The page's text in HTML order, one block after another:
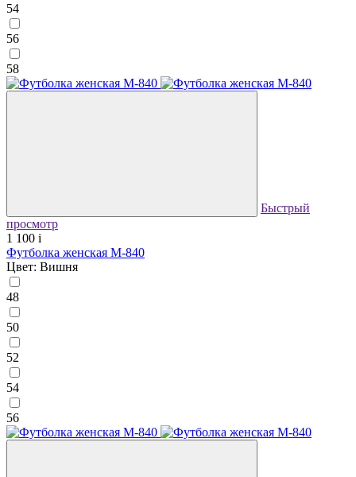
54
56
58
Быстрый
просмотр
1 100 i
Футболка женская М-840
Цвет: Вишня
48
50
52
54
56